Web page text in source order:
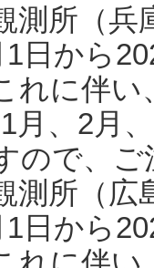
測所（
日から
れに伴い
月、2月
ので、
測所（
日から